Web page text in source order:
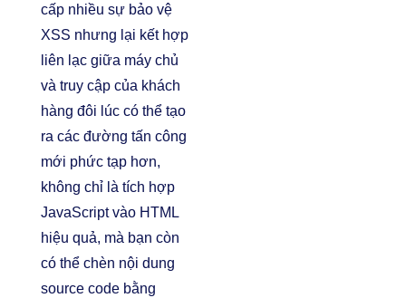
cấp nhiều sự bảo vệ
XSS nhưng lại kết hợp
liên lạc giữa máy chủ
và truy cập của khách
hàng đôi lúc có thể tạo
ra các đường tấn công
mới phức tạp hơn,
không chỉ là tích hợp
JavaScript vào HTML
hiệu quả, mà bạn còn
có thể chèn nội dung
source code bằng